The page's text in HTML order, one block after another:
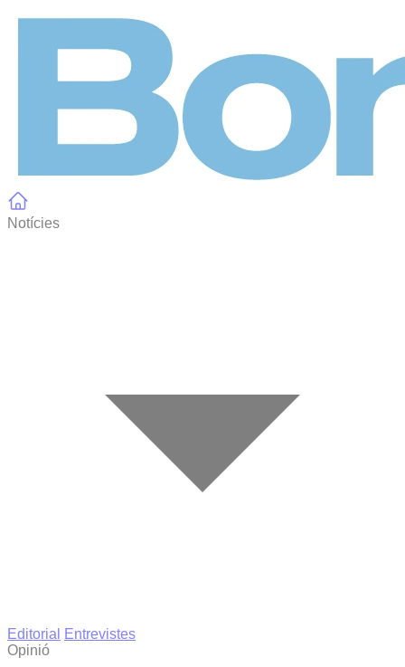
Notícies
Editorial
Entrevistes
Opinió